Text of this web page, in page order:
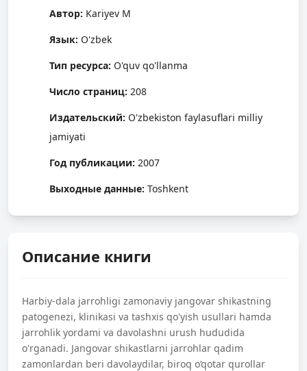
Автор: Kariyev M
Язык: O'zbek
Тип ресурса: O'quv qo'llanma
Число страниц: 208
Издательский: O'zbekiston faylasuflari milliy
jamiyati
Год публикации: 2007
Выходные данные: Toshkent
Описание книги
Harbiy-dala jarrohligi zamonaviy jangovar shikastning
patogene­zi, klinikasi va tashxis qo'yish usullari hamda
jarrohlik yordami va davolashni urush hududida
o'rganadi. Jangovar shikastlarni jarrohlar qadim
zamonlardan beri davolaydilar, biroq o‘qotar qurollar